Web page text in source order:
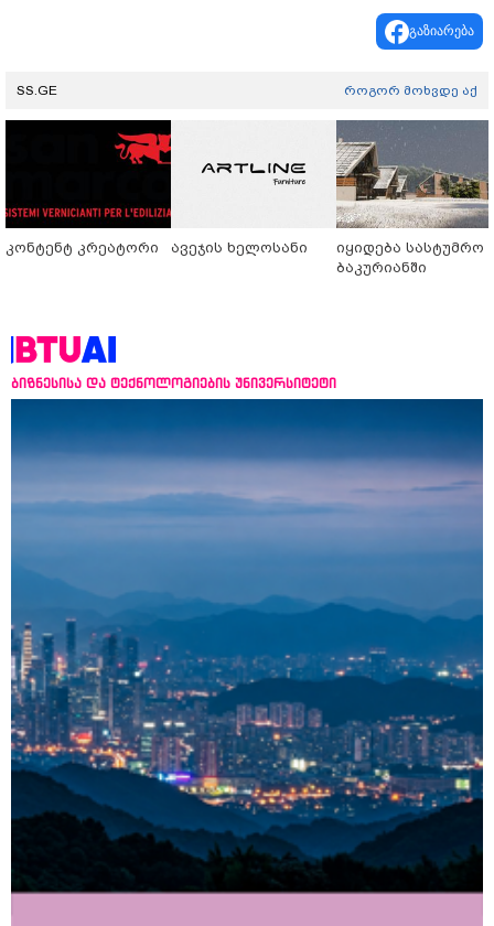
გაზიარება
SS.GE როგორ მოხვდე აქ
კონტენტ კრეატორი ავეჯის ხელოსანი
იყიდება სასტუმრო
ბაკურიანში
ბიზნესისა და ტექნოლოგიების უნივერსიტეტი